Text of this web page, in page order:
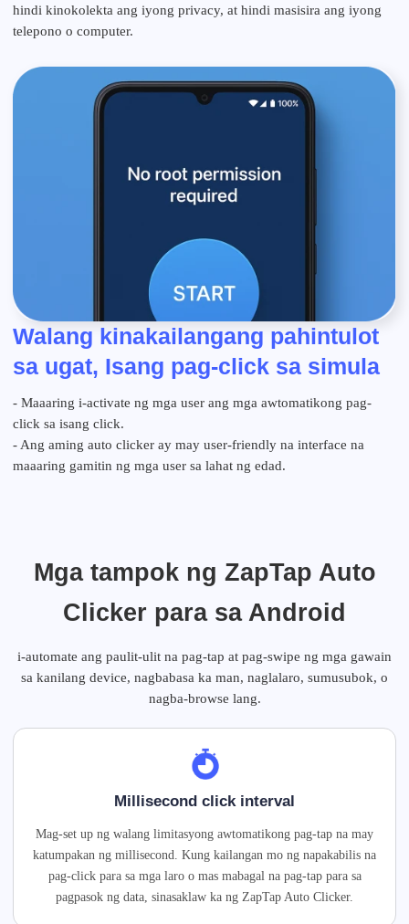
hindi kinokolekta ang iyong privacy, at hindi masisira ang iyong
telepono o computer.
Walang kinakailangang pahintulot
sa ugat, Isang pag-click sa simula
- Maaaring i-activate ng mga user ang mga awtomatikong pag-
click sa isang click.
- Ang aming auto clicker ay may user-friendly na interface na
maaaring gamitin ng mga user sa lahat ng edad.
Mga tampok ng ZapTap Auto
Clicker para sa Android
i-automate ang paulit-ulit na pag-tap at pag-swipe ng mga gawain
sa kanilang device, nagbabasa ka man, naglalaro, sumusubok, o
nagba-browse lang.
Millisecond click interval
Mag-set up ng walang limitasyong awtomatikong pag-tap na may
katumpakan ng millisecond. Kung kailangan mo ng napakabilis na
pag-click para sa mga laro o mas mabagal na pag-tap para sa
pagpasok ng data, sinasaklaw ka ng ZapTap Auto Clicker.